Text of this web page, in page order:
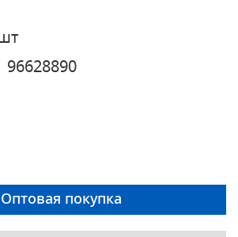
96628890
Оптовая покупка